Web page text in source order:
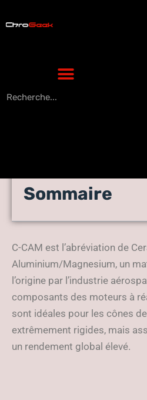
parleurs
Sommaire
C-CAM est l’abréviation de
Aluminium/Magnesium, un
l’origine par l’industrie
composants des moteurs à
sont idéales pour les cônes
extrêmement rigides, mais
un rendement global élevé.